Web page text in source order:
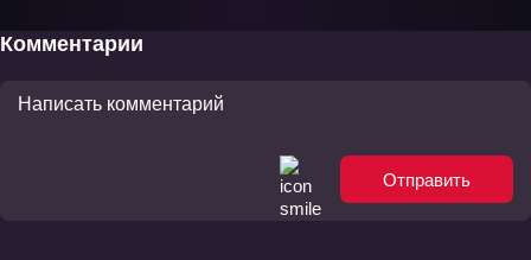
Комментарии
Отправить